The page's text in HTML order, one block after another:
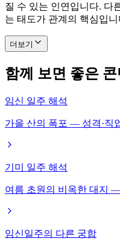
질 수 있는 인연입니다. 다
는 태도가 관계의 핵심입니
더보기
함께 보면 좋은
임신 일주 해석
가을 산의 폭포 — 성격·직
기미 일주 해석
여름 초원의 비옥한 대지 —
임신일주의 다른 궁합